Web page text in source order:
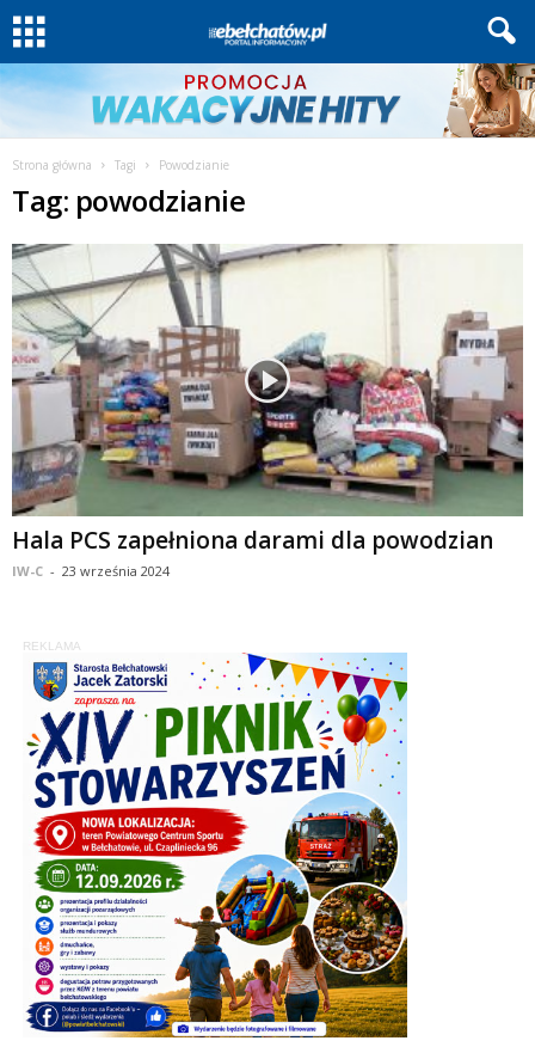
Strona główna Tagi Powodzianie
Tag: powodzianie
Hala PCS zapełniona darami dla powodzian
IW-C - 23 września 2024
REKLAMA